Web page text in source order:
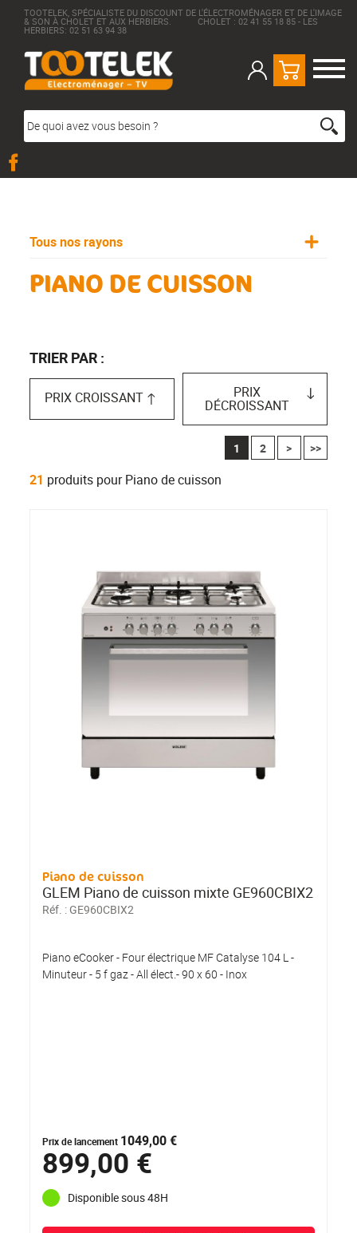
TOOTELEK, SPÉCIALISTE DU DISCOUNT DE L'ÉLECTROMÉNAGER ET DE L'IMAGE
& SON À CHOLET ET AUX HERBIERS. CHOLET : 02 41 55 18 85 - LES
HERBIERS: 02 51 63 94 38
PIANO DE CUISSON
TRIER PAR :
PRIX CROISSANT PRIX
DÉCROISSANT
1 2 > >>
21 produits pour Piano de cuisson
Piano de cuisson
GLEM Piano de cuisson mixte GE960CBIX2
Réf. : GE960CBIX2
Piano eCooker - Four électrique MF Catalyse 104 L -
Minuteur - 5 f gaz - All élect.- 90 x 60 - Inox
Prix de lancement 1049,00 €
899,00 €
Disponible sous 48H
Tous nos rayons